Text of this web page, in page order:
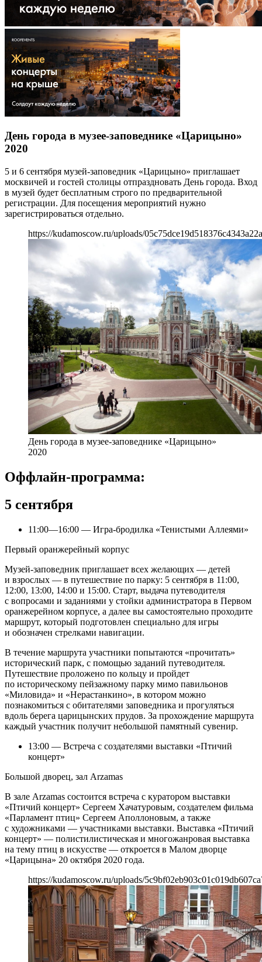
День города в музее-заповеднике «Царицыно»
2020
5 и 6 сентября музей-заповедник «Царицыно» приглашает
москвичей и гостей столицы отпраздновать День города. Вход
в музей будет бесплатным строго по предварительной
регистрации. Для посещения мероприятий нужно
зарегистрироваться отдельно.
https://kudamoscow.ru/uploads/
День города в музее-заповеднике «Царицыно»
2020
Оффлайн-программа:
5 сентября
11:00—16:00 — Игра-бродилка «Тенистыми Аллеями»
Первый оранжерейный корпус
Музей-заповедник приглашает всех желающих — детей
и взрослых — в путешествие по парку: 5 сентября в 11:00,
12:00, 13:00, 14:00 и 15:00. Старт, выдача путеводителя
с вопросами и заданиями у стойки администратора в Первом
оранжерейном корпусе, а далее вы самостоятельно проходите
маршрут, который подготовлен специально для игры
и обозначен стрелками навигации.
В течение маршрута участники попытаются «прочитать»
исторический парк, с помощью заданий путеводителя.
Путешествие проложено по кольцу и пройдет
по историческому пейзажному парку мимо павильонов
«Миловида» и «Нерастанкино», в котором можно
познакомиться с обитателями заповедника и прогуляться
вдоль берега царицынских прудов. За прохождение маршрута
каждый участник получит небольшой памятный сувенир.
13:00 — Встреча с создателями выставки «Птичий
концерт»
Большой дворец, зал Arzamas
В зале Arzamas состоится встреча с куратором выставки
«Птичий концерт» Сергеем Хачатуровым, создателем фильма
«Парламент птиц» Сергеем Аполлоновым, а также
с художниками — участниками выставки. Выставка «Птичий
концерт» — полистилистическая и многожанровая выставка
на тему птиц в искусстве — откроется в Малом дворце
«Царицына» 20 октября 2020 года.
https://kudamoscow.ru/uploads/